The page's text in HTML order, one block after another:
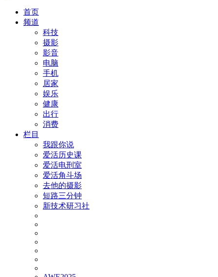
首页
频道
科技
摄影
影音
电脑
手机
居家
娱乐
健康
出行
消费
栏目
我跟你说
爱活历史课
爱活电刑室
爱活角斗场
去他的摄影
短路三分钟
新技术研习社